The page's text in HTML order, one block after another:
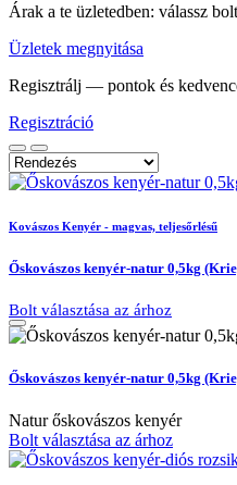
Árak a te üzletedben: válassz
Üzletek megnyitása
Regisztrálj — pontok és
Regisztráció
Kovászos Kenyér - magvas, teljesőrlésű
Őskovászos kenyér-natur 0,5kg
Bolt választása az árhoz
Őskovászos kenyér-natur 0,5kg
Natur őskovászos kenyér
Bolt választása az árhoz